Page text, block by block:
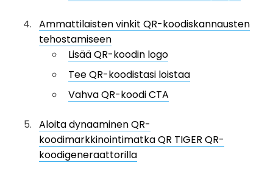
Ammattilaisten vinkit QR-koodiskannausten
tehostamiseen
Lisää QR-koodin logo
Tee QR-koodistasi loistaa
Vahva QR-koodi CTA
Aloita dynaaminen QR-
koodimarkkinointimatka QR TIGER QR-
koodigeneraattorilla